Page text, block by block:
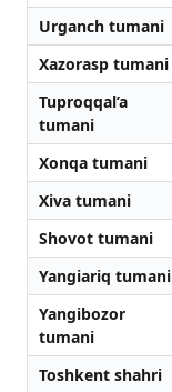
Urganch tumani
Xazorasp tumani
Tuproqqal’a
tumani
Xonqa tumani
Xiva tumani
Shovot tumani
Yangiariq tumani
Yangibozor
tumani
Toshkent shahri